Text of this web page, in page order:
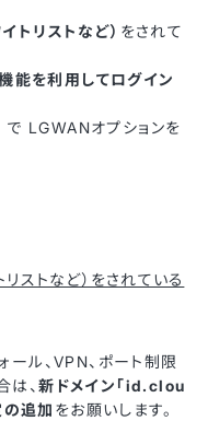
トリストなど） をされて
を利用してログイン
LGWANオプションを
ストなど）をされている
ール、VPN、ポート制限
は、新ドメイン「id.clou
追加 をお願いします。